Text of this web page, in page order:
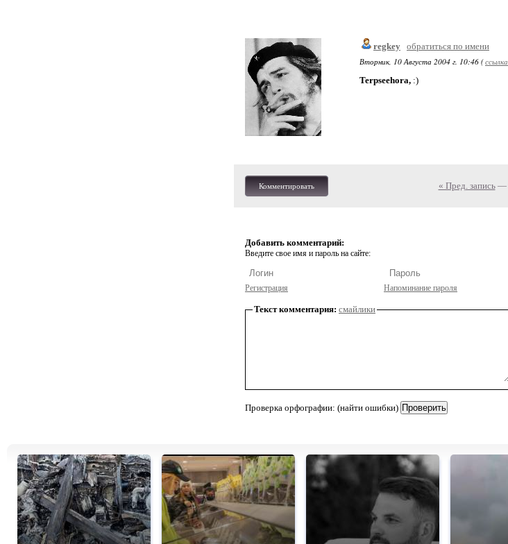
regkey обратиться по имени
Вторник, 10 Августа 2004 г. 10:46 (ссылка
Terpseehora, :)
Комментировать « Пред. запись—
Добавить комментарий:
Введите свое имя и пароль на сайте:
Регистрация Напоминание пароля
Текст комментария: смайлики
Проверка орфографии: (найти ошибки)